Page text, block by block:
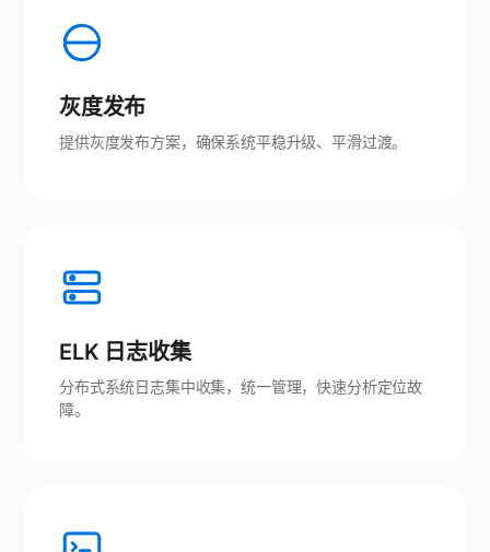
灰度发布
提供灰度发布方案，确保系统平稳升级、平滑过渡。
ELK 日志收集
分布式系统日志集中收集，统一管理，快速分析定位故
障。